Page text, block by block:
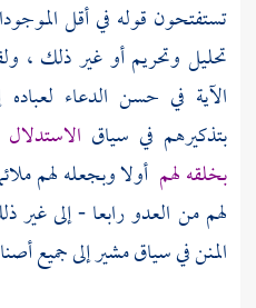
تستفتحون قوله في أقل
تحليل وتحريم أو غير ذلك ،
الآية في حسن الدعاء
بتذكيرهم في سياق
بخلقه لهم أولا وبجعله لهم
لهم من العدو رابعا - إلى
المنن في سياق مشير إلى جميع